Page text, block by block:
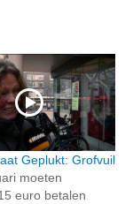
Geplukt: Grofvuil
moeten
euro betalen